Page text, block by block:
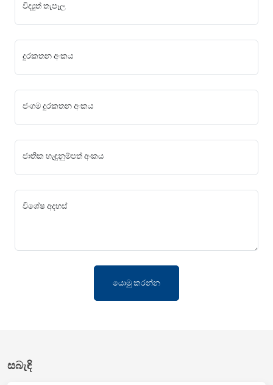
විද්‍යුත් තැපෑල
දුරකතන අංකය
ජංගම දුරකතන අංකය
ජාතික හැඳුනුම්පත් අංකය
විශේෂ අදහස්
යොමු කරන්න
සබැඳි